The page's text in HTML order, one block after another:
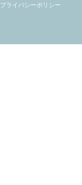
プライバシーポリシー